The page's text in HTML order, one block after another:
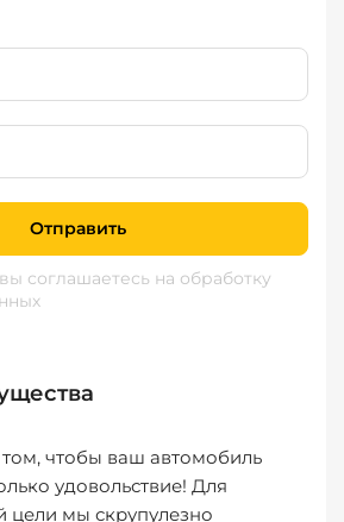
Отправить
соглашаетесь на обработку
чтобы ваш автомобиль
удовольствие! Для
цели мы скрупулезно